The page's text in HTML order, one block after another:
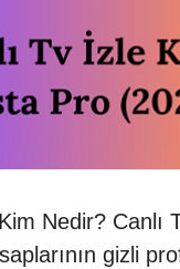
Nedir? Canlı
gizli